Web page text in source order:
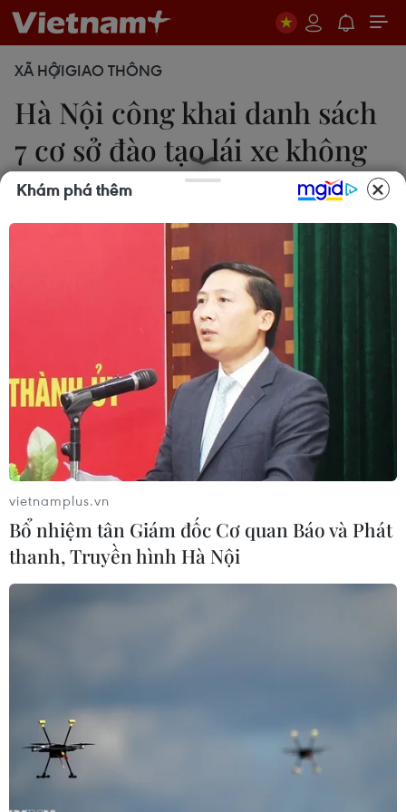
XÃ HỘIGIAO THÔNG
Hà Nội công khai danh sách
7 cơ sở đào tạo lái xe không
phép
Bảy trung tâm đào tạo lái xe không phép ở Hà Nội
gồm điểm tập lái xe Hồng Anh, địa điểm tập lái xe
số 9, địa điểm tập lái xe Nguyễn Xiển, địa điểm
tập lái xe đường Đỗ Đức Dục...
Tin từ Sở Giao thông Vận tải Hà Nội, Sở này vừa
công khai danh sách bảy trung tâm đào tạo lái
Khám phá thêm
vietnamplus.vn
Bổ nhiệm tân Giám đốc Cơ quan Báo và Phát
thanh, Truyền hình Hà Nội